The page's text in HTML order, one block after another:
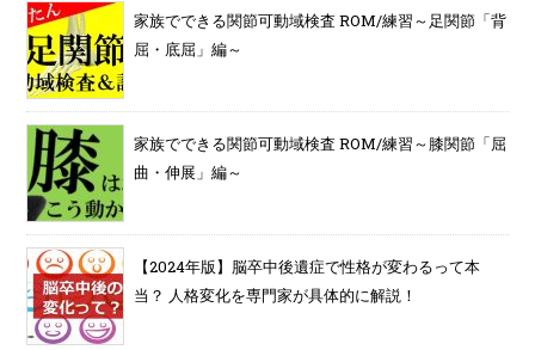
家族でできる関節可動域検査 ROM/練習～足関節「背
屈・底屈」編～
家族でできる関節可動域検査 ROM/練習～膝関節「屈
曲・伸展」編～
【2024年版】脳卒中後遺症で性格が変わるって本
当？ 人格変化を専門家が具体的に解説！